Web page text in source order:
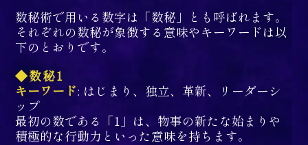
数秘術で用いる数字は「数秘」とも呼ばれます。
それぞれの数秘が象徴する意味やキーワードは以
下のとおりです。
◆数秘1
キーワード: はじまり、独立、革新、リーダーシ
ップ
最初の数である「1」は、物事の新たな始まりや
積極的な行動力といった意味を持ちます。